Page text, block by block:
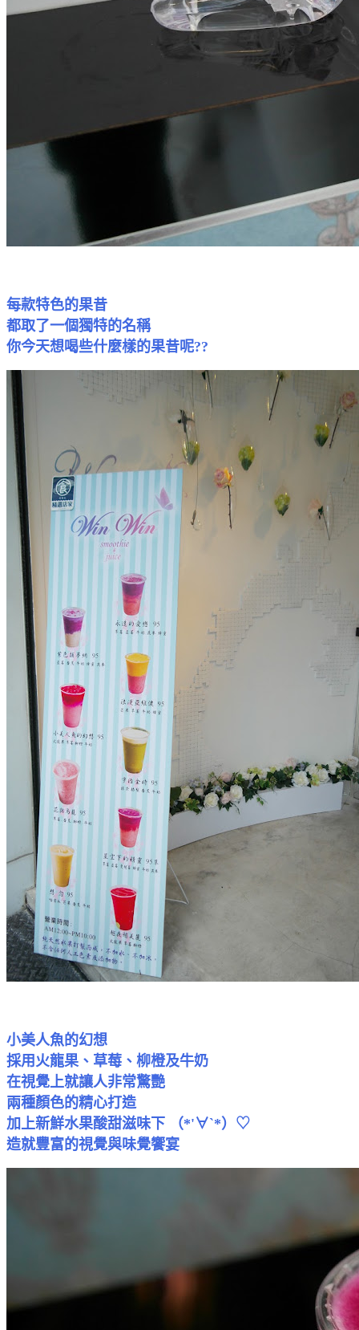
每款特色的果昔
都取了一個獨特的名稱
你今天想喝些什麼樣的果昔呢??
小美人魚的幻想
採用火龍果、草莓、柳橙及牛奶
在視覺上就讓人非常驚艷
兩種顏色的精心打造
加上新鮮水果酸甜滋味下 （*'∀`*）♡
造就豐富的視覺與味覺饗宴